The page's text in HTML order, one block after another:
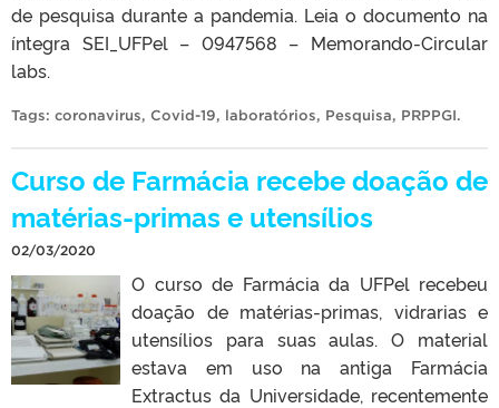
de pesquisa durante a pandemia. Leia o documento na
íntegra SEI_UFPel – 0947568 – Memorando-Circular
labs.
Tags: coronavirus, Covid-19, laboratórios, Pesquisa, PRPPGI.
Curso de Farmácia recebe doação de
matérias-primas e utensílios
02/03/2020
O curso de Farmácia da UFPel recebeu
doação de matérias-primas, vidrarias e
utensílios para suas aulas. O material
estava em uso na antiga Farmácia
Extractus da Universidade, recentemente